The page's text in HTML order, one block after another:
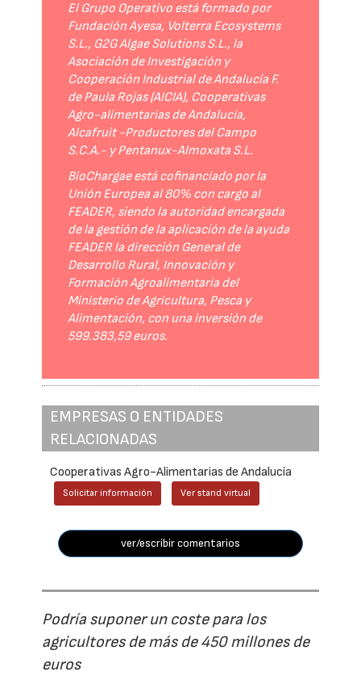
El Grupo Operativo está formado por
Fundación Ayesa, Volterra Ecosystems
S.L., G2G Algae Solutions S.L., la
Asociación de Investigación y
Cooperación Industrial de Andalucía F.
de Paula Rojas (AICIA), Cooperativas
Agro-alimentarias de Andalucía,
Alcafruit -Productores del Campo
S.C.A.- y Pentanux-Almoxata S.L.
BioChargae está cofinanciado por la
Unión Europea al 80% con cargo al
FEADER, siendo la autoridad encargada
de la gestión de la aplicación de la ayuda
FEADER la dirección General de
Desarrollo Rural, Innovación y
Formación Agroalimentaria del
Ministerio de Agricultura, Pesca y
Alimentación, con una inversión de
599.383,59 euros.
EMPRESAS O ENTIDADES
RELACIONADAS
Cooperativas Agro-Alimentarias de Andalucía
Solicitar información Ver stand virtual
ver/escribir comentarios
Podría suponer un coste para los
agricultores de más de 450 millones de
euros